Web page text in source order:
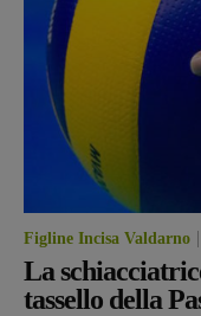
Figline Incisa Valdarno
La
tassello della